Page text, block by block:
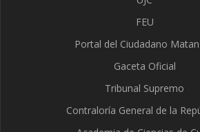
FEU
Portal del Ciudadano
Gaceta Oficial
Tribunal Supremo
Contraloría General de la